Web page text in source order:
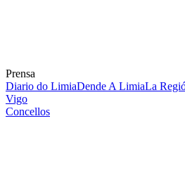
Prensa
Diario do LimiaDende A LimiaLa
Vigo
Concellos